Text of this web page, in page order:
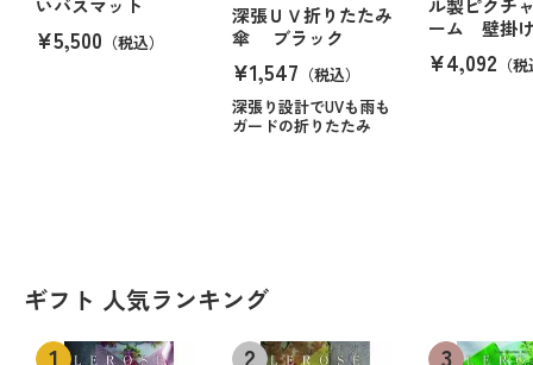
いバスマット
¥5,500 （税込）
深張ＵＶ折りたたみ
傘 ブラック
¥1,547 （税込）
深張り設計でUVも雨も
ガードの折りたたみ
ル製ピクチ
ーム 壁掛
¥4,092 （
ギフト 人気ランキング